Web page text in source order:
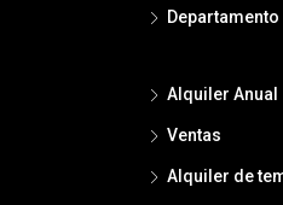
Departamento
Alquiler Anual
Ventas
Alquiler de